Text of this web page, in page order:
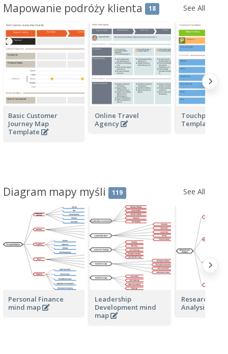
Mapowanie podróży klienta 18 See All
Basic Customer
Journey Map
Template
Online Travel
Agency
Touchpoints
Templates
Diagram mapy myśli 119 See All
Personal Finance
mind map
Leadership
Development mind
map
Research and
Analysis